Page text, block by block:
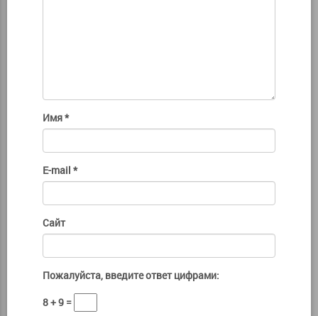
Имя*
E-mail *
Сайт
Пожалуйста, введите ответ цифрами:
8 + 9 =